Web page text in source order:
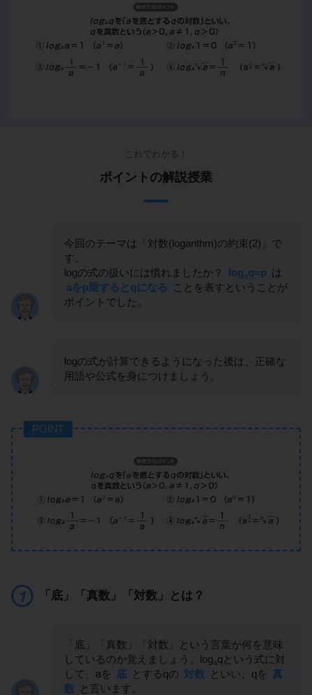
これでわかる！
ポイントの解説授業
今回のテーマは「対数(logarithm)の約束(2)」で
す。
logの式の扱いには慣れましたか？
logaq=p は
aをp乗するとqになる
ことを表すということが
ポイントでした。
logの式が計算できるようになった後は、正確な
用語や公式を身につけましょう。
POINT
「底」「真数」「対数」とは？
「底」「真数」「対数」という言葉が何を意味
しているのか覚えましょう。logaqという式に対
して、aを
底 とするqの 対数 といい、qを 真
数 と言います。